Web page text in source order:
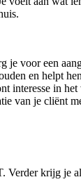
je voor een
en helpt
interesse in
van je cliënt
Verder krijg je